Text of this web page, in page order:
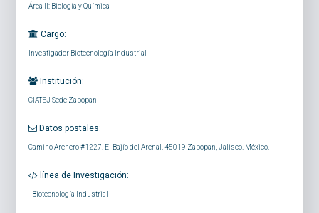
Área II: Biología y Química
Cargo:
Investigador Biotecnología Industrial
Institución:
CIATEJ Sede Zapopan
Datos postales:
Camino Arenero #1227. El Bajío del Arenal. 45019 Zapopan, Jalisco. México.
línea de Investigación:
- Biotecnología Industrial